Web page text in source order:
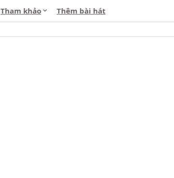
Tham khảo Thêm bài hát